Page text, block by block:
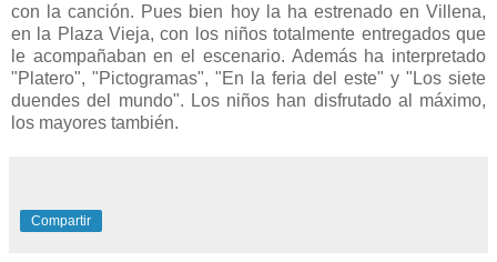
con la canción. Pues bien hoy la ha estrenado en Villena,
en la Plaza Vieja, con los niños totalmente entregados que
le acompañaban en el escenario. Además ha interpretado
"Platero", "Pictogramas", "En la feria del este" y "Los siete
duendes del mundo". Los niños han disfrutado al máximo,
los mayores también.
Compartir